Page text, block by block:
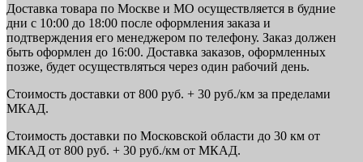
Доставка товара по Москве и МО осуществляется в будние
дни с 10:00 до 18:00 после оформления заказа и
подтверждения его менеджером по телефону. Заказ должен
быть оформлен до 16:00. Доставка заказов, оформленных
позже, будет осуществляться через один рабочий день.
Стоимость доставки от 800 руб. + 30 руб./км за пределами
МКАД.
Стоимость доставки по Московской области до 30 км от
МКАД от 800 руб. + 30 руб./км от МКАД.